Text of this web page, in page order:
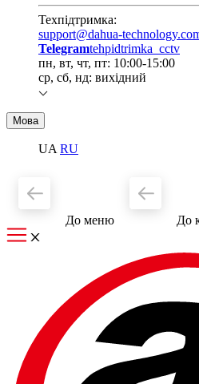
Техпідтримка:
support@dahua-
Telegramtehpidtrimka_cctv
пн, вт, чт, пт: 10:00-15:00
ср, сб, нд: вихідний
Мова
UA RU
До меню До